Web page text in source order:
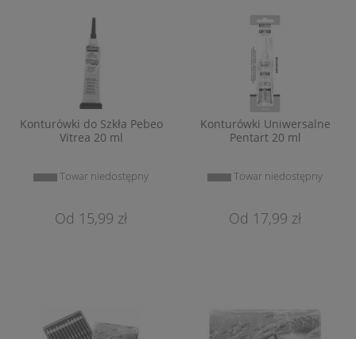
Konturówki do Szkła Pebeo
Vitrea 20 ml
Towar niedostępny
15,99 zł
Konturówki Uniwersalne
Pentart 20 ml
Towar niedostępny
17,99 zł